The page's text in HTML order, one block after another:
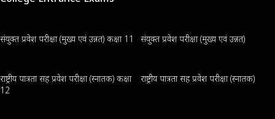
संयुक्त प्रवेश परीक्षा (मुख्य एवं उन्नत) कक्षा 11 संयुक्त प्रवेश परीक्षा (मुख्य एवं उन्नत)
राष्ट्रीय पात्रता सह प्रवेश परीक्षा (स्नातक) कक्षा
12
राष्ट्रीय पात्रता सह प्रवेश परीक्षा (स्नातक)